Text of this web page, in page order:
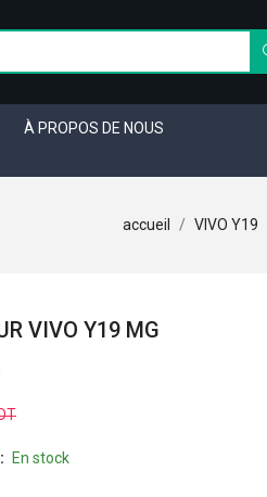
À PROPOS DE NOUS
accueil VIVO Y19
VIVO Y19 MG
En stock